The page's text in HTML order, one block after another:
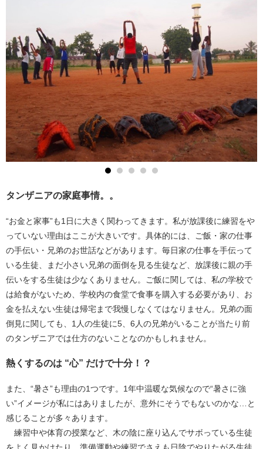
タンザニアの家庭事情。。
“お金と家事”も1日に大きく関わってきます。私が放課後に練習をや
っていない理由はここが大きいです。具体的には、ご飯・家の仕事
の手伝い・兄弟のお世話などがあります。毎日家の仕事を手伝って
いる生徒、まだ小さい兄弟の面倒を見る生徒など、放課後に親の手
伝いをする生徒は少なくありません。ご飯に関しては、私の学校で
は給食がないため、学校内の食堂で食事を購入する必要があり、お
金を払えない生徒は帰宅まで我慢しなくてはなりません。兄弟の面
倒見に関しても、1人の生徒に5、6人の兄弟がいることが当たり前
のタンザニアでは仕方のないことなのかもしれません。
熱くするのは “心” だけで十分！？
また、“暑さ”も理由の1つです。1年中温暖な気候なので“暑さに強
い”イメージが私にはありましたが、意外にそうでもないのかな…と
感じることが多々あります。
練習中や体育の授業など、木の陰に座り込んでサボっている生徒